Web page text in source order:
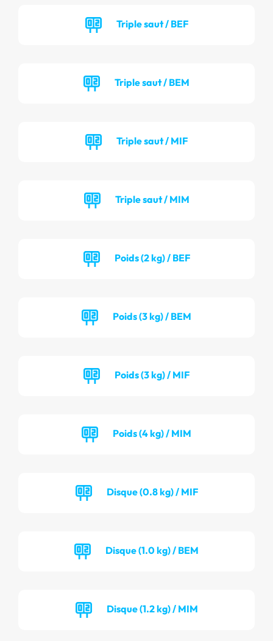
Triple saut / BEF
Triple saut / BEM
Triple saut / MIF
Triple saut / MIM
Poids (2 kg) / BEF
Poids (3 kg) / BEM
Poids (3 kg) / MIF
Poids (4 kg) / MIM
Disque (0.8 kg) / MIF
Disque (1.0 kg) / BEM
Disque (1.2 kg) / MIM